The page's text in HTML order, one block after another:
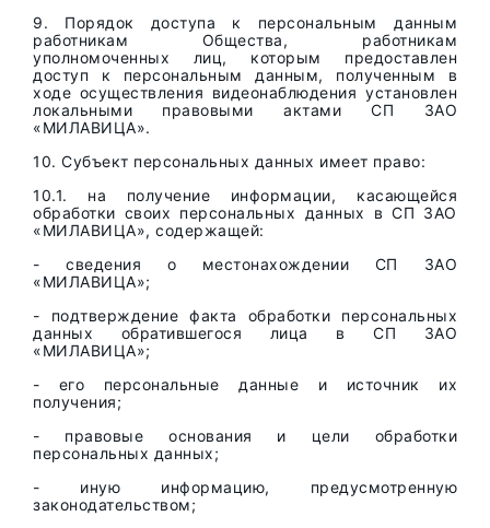
9. Порядок доступа к персональным данным
работникам Общества, работникам
уполномоченных лиц, которым предоставлен
доступ к персональным данным, полученным в
ходе осуществления видеонаблюдения установлен
локальными правовыми актами СП ЗАО
«МИЛАВИЦА».
10. Субъект персональных данных имеет право:
10.1. на получение информации, касающейся
обработки своих персональных данных в СП ЗАО
«МИЛАВИЦА», содержащей:
- сведения о местонахождении СП ЗАО
«МИЛАВИЦА»;
- подтверждение факта обработки персональных
данных обратившегося лица в СП ЗАО
«МИЛАВИЦА»;
- его персональные данные и источник их
получения;
- правовые основания и цели обработки
персональных данных;
- иную информацию, предусмотренную
законодательством;